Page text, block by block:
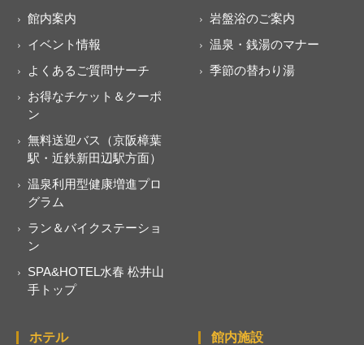
館内案内
イベント情報
よくあるご質問サーチ
お得なチケット＆クーポ
ン
無料送迎バス（京阪樟葉
駅・近鉄新田辺駅方面）
温泉利用型健康増進プロ
グラム
ラン＆バイクステーショ
ン
SPA&HOTEL水春 松井山
手トップ
岩盤浴のご案内
温泉・銭湯のマナー
季節の替わり湯
ホテル 館内施設